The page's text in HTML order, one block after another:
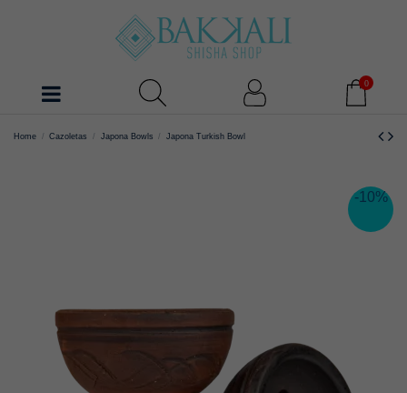
0
Home Cazoletas Japona Bowls Japona Turkish Bowl
-10%